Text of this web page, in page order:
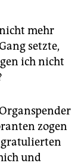
mehr
setzte,
ich nicht
zogen
gratulierten
und